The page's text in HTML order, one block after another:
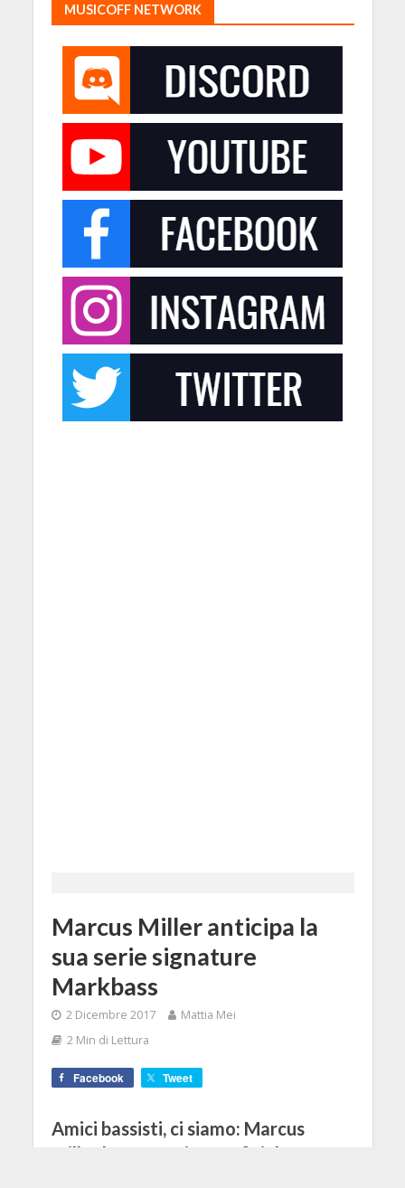
MUSICOFF NETWORK
Marcus Miller anticipa la
sua serie signature
Markbass
2 Dicembre 2017
Mattia Mei
2 Min di Lettura
Facebook Tweet
Amici bassisti, ci siamo: Marcus
Miller ha annunciato ufficialmente